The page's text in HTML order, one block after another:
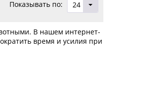
Показывать по: 24
В нашем интернет-
время и усилия при